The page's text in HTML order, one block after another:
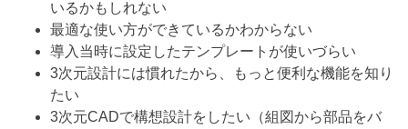
いるかもしれない
最適な使い方ができているかわからない
導入当時に設定したテンプレートが使いづらい
3次元設計には慣れたから、もっと便利な機能を知り
たい
3次元CADで構想設計をしたい（組図から部品をバ